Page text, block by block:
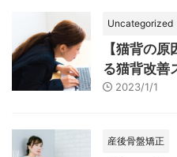
Uncategorized
【猫背の
る猫背改善
2023/1/1
産後骨盤矯正